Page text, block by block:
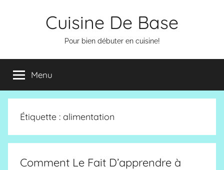
Cuisine De Base
Pour bien débuter en cuisine!
Menu
Étiquette : alimentation
Comment Le Fait D’apprendre à